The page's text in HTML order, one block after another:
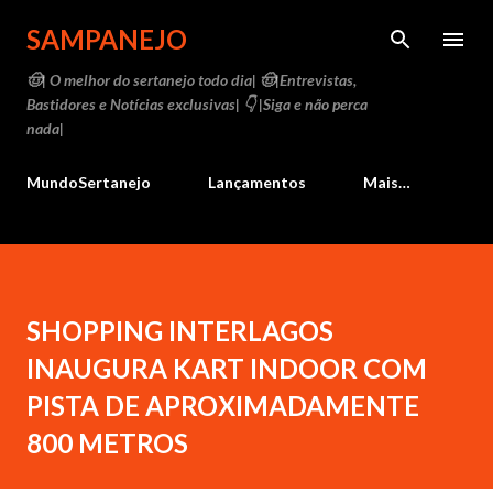
Pular para o conteúdo principal
SAMPANEJO
🤠| O melhor do sertanejo todo dia| 🤠|Entrevistas,
Bastidores e Notícias exclusivas| 👇 |Siga e não perca
nada|
MundoSertanejo Lançamentos Mais…
SHOPPING INTERLAGOS
INAUGURA KART INDOOR COM
PISTA DE APROXIMADAMENTE
800 METROS